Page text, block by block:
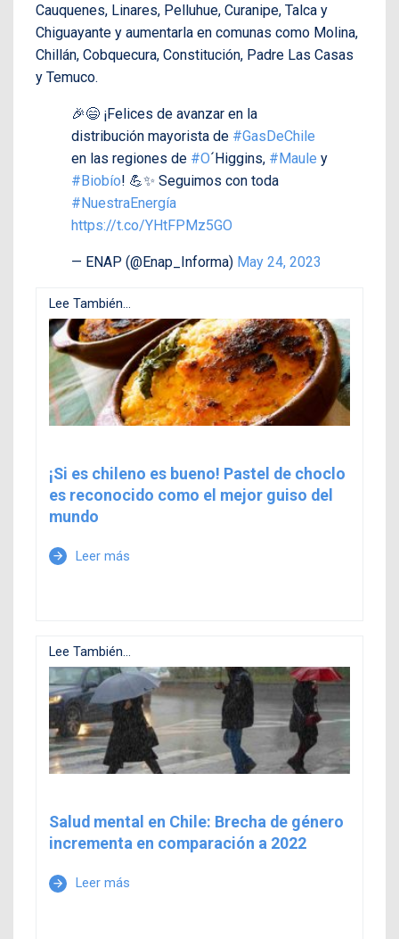
Cauquenes, Linares, Pelluhue, Curanipe, Talca y
Chiguayante y aumentarla en comunas como Molina,
Chillán, Cobquecura, Constitución, Padre Las Casas
y Temuco.
🎉😄 ¡Felices de avanzar en la
distribución mayorista de #GasDeChile
en las regiones de #O´Higgins, #Maule y
#Biobío! 💪✨ Seguimos con toda
#NuestraEnergía
https://t.co/YHtFPMz5GO
— ENAP (@Enap_Informa) May 24, 2023
Lee También...
¡Si es chileno es bueno! Pastel de choclo
es reconocido como el mejor guiso del
mundo
arrow_forward Leer más
Lee También...
Salud mental en Chile: Brecha de género
incrementa en comparación a 2022
arrow_forward Leer más